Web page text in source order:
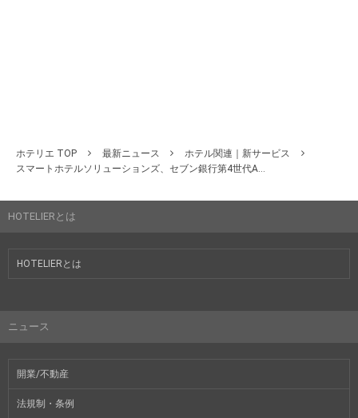
ホテリエ TOP 最新ニュース
ホテル関連｜新サービス
スマートホテルソリューションズ、セブン銀行第4世代A...
HOTELIERとは
HOTELIERとは
ニュース
開業/不動産
法規制・条例